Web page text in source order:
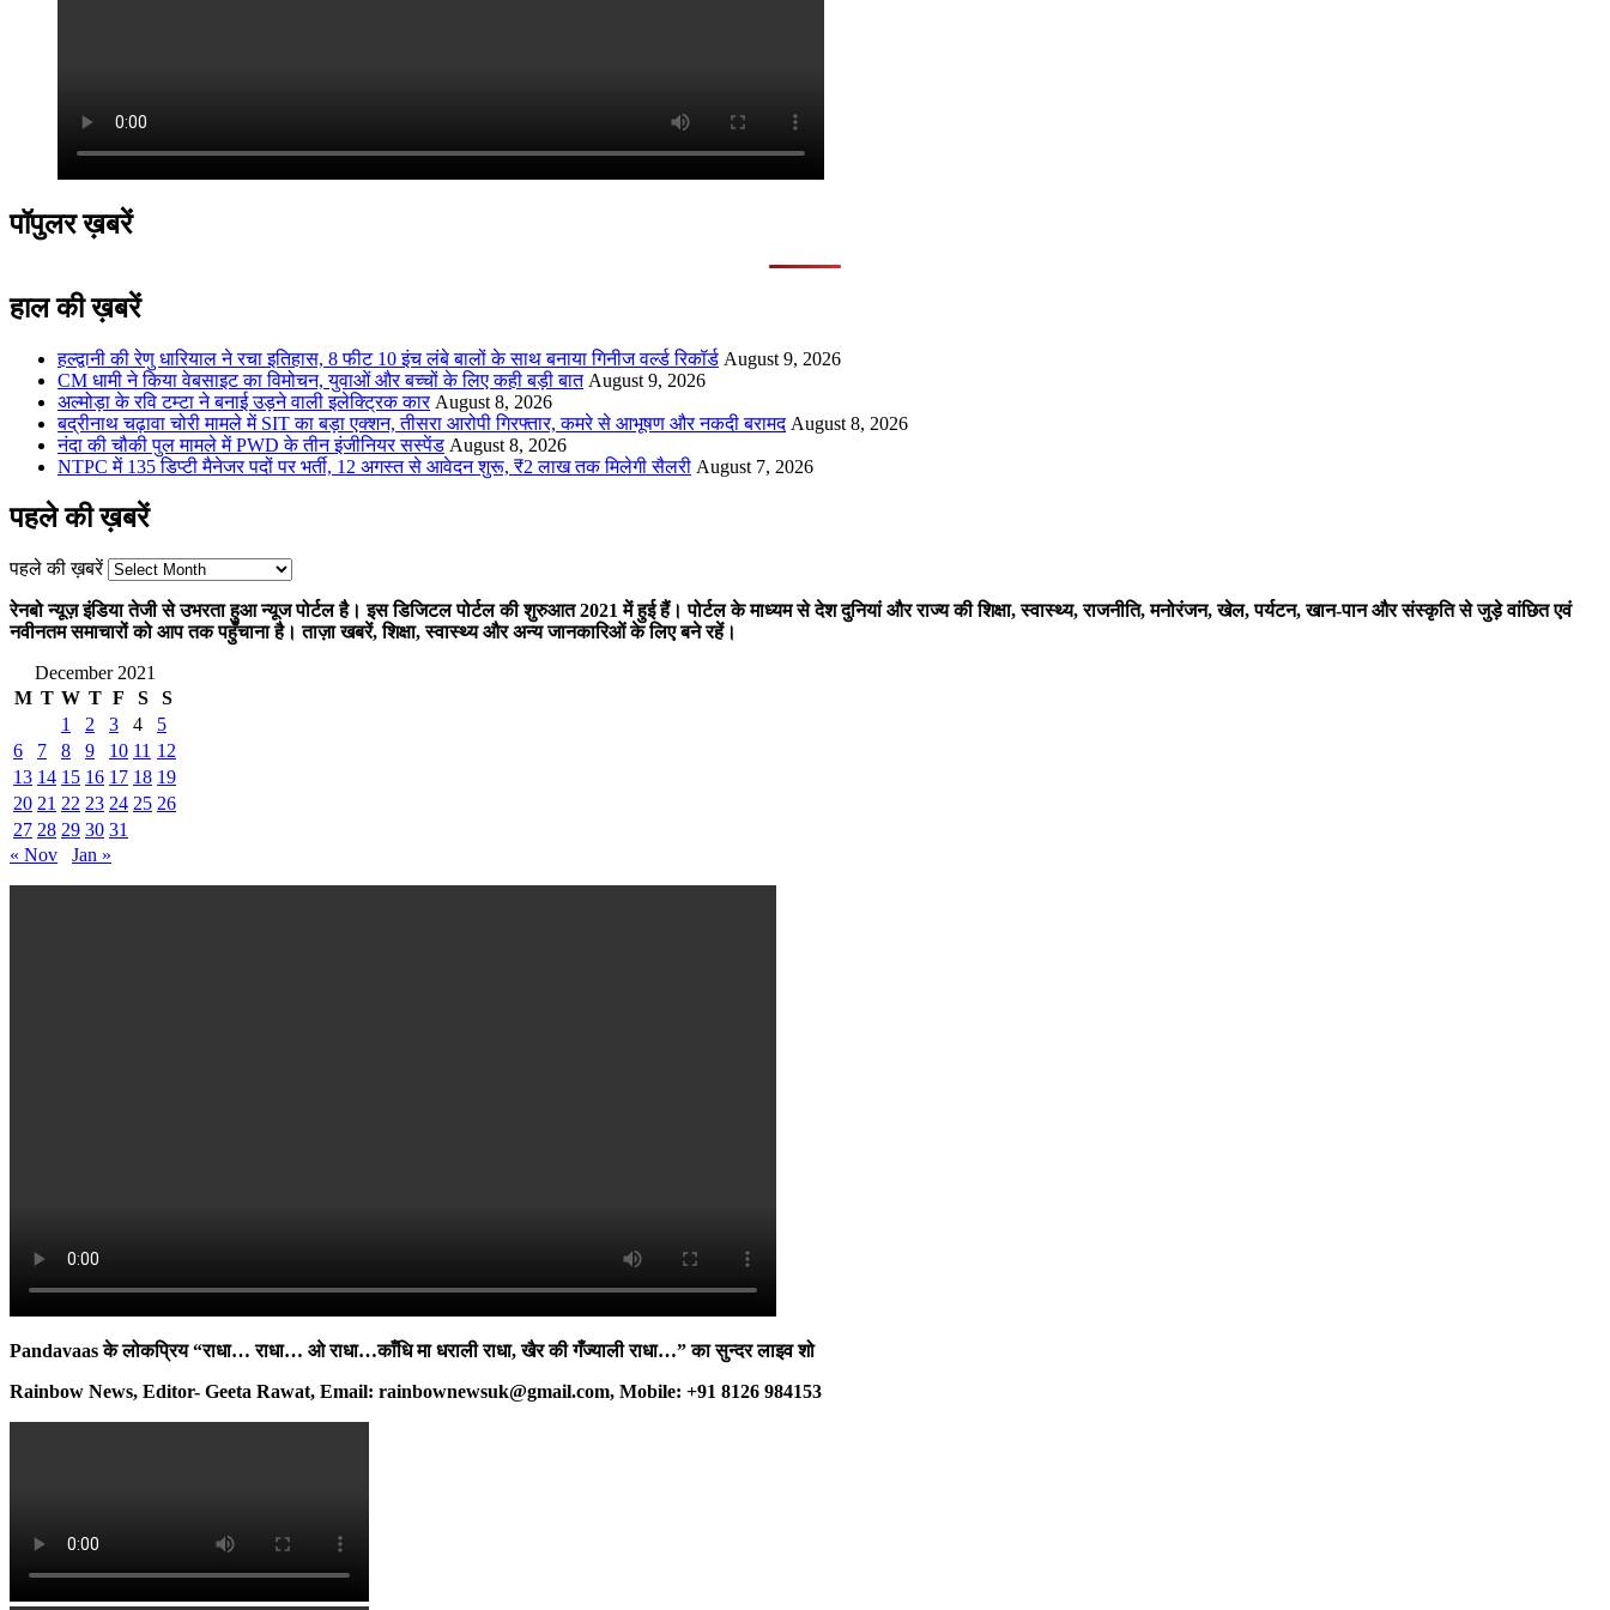
पॉपुलर ख़बरें
हाल की ख़बरें
हल्द्वानी की रेणु धारियाल ने रचा इतिहास, 8 फीट 10 इंच लंबे बालों के साथ बनाया गिनीज वर्ल्ड रिकॉर्ड August 9, 2026
CM धामी ने किया वेबसाइट का विमोचन, युवाओं और बच्चों के लिए कही बड़ी बात August 9, 2026
अल्मोड़ा के रवि टम्टा ने बनाई उड़ने वाली इलेक्ट्रिक कार August 8, 2026
बद्रीनाथ चढ़ावा चोरी मामले में SIT का बड़ा एक्शन, तीसरा आरोपी गिरफ्तार, कमरे से आभूषण और नकदी बरामद August 8, 2026
नंदा की चौकी पुल मामले में PWD के तीन इंजीनियर सस्पेंड August 8, 2026
NTPC में 135 डिप्टी मैनेजर पदों पर भर्ती, 12 अगस्त से आवेदन शुरू, ₹2 लाख तक मिलेगी सैलरी August 7, 2026
पहले की ख़बरें
पहले की ख़बरें
रेनबो न्यूज़ इंडिया तेजी से उभरता हुआ न्‍यूज पोर्टल है। इस डिजिटल पोर्टल की शुरुआत 2021 में हुई हैं। पोर्टल के माध्यम से देश दुनियां और राज्य की शिक्षा, स्वास्थ्य, राजनीति, मनोरंजन, खेल, पर्यटन, खान-पान और संस्कृति से जुड़े वांछित एवं
नवीनतम समाचारों को आप तक पहुँचाना है। ताज़ा खबरें, शिक्षा, स्वास्थ्य और अन्य जानकारिओं के लिए बने रहें।
December 2021
M T W T F S
S
1
2 3 4
5
6
7 8 9 10 11 12
13 14 15 16 17 18 19
20 21 22 23 24 25 26
27 28 29 30 31
« Nov
Jan »
Pandavaas के लोकप्रिय “राधा… राधा… ओ राधा…काँधि मा धराली राधा, खैर की गँज्याली राधा…” का सुन्दर लाइव शो
Rainbow News, Editor- Geeta Rawat, Email: rainbownewsuk@gmail.com, Mobile: +91 8126 984153